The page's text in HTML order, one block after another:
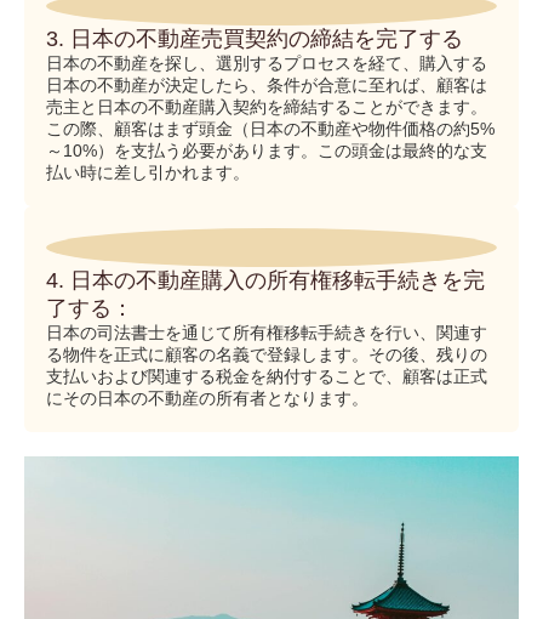
3. 日本の不動産売買契約の締結を完了する
日本の不動産を探し、選別するプロセスを経て、購入する
日本の不動産が決定したら、条件が合意に至れば、顧客は
売主と日本の不動産購入契約を締結することができます。
この際、顧客はまず頭金（日本の不動産や物件価格の約5%
～10%）を支払う必要があります。この頭金は最終的な支
払い時に差し引かれます。
4. 日本の不動産購入の所有権移転手続きを完
了する：
日本の司法書士を通じて所有権移転手続きを行い、関連す
る物件を正式に顧客の名義で登録します。その後、残りの
支払いおよび関連する税金を納付することで、顧客は正式
にその日本の不動産の所有者となります。